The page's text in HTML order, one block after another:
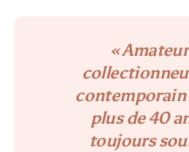
«
contemporain
plus de 40
toujours